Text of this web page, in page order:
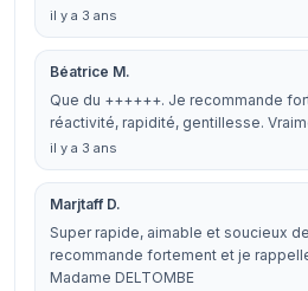
il y a 3 ans
Béatrice M.
Que du ++++++. Je recommande
réactivité, rapidité, gentillesse.
il y a 3 ans
Marjtaff D.
Super rapide, aimable et soucieux
recommande fortement et je
Madame DELTOMBE